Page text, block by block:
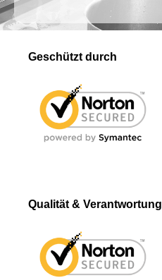
Geschützt durch
Qualität & Verantwortung